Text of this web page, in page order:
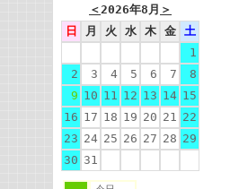
＜2026年8月 ＞
日
月 火 水 木 金
土
1
2
3 4 5 6 7
8
9 10 11 12 13 14 15
16 17 18 19 20 21 22
23 24 25 26 27 28 29
30 31